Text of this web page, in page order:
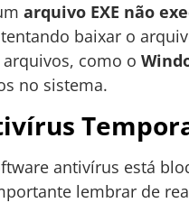
arquivo EXE não
baixar o
como o
no sistema.
antivírus está
lembrar de